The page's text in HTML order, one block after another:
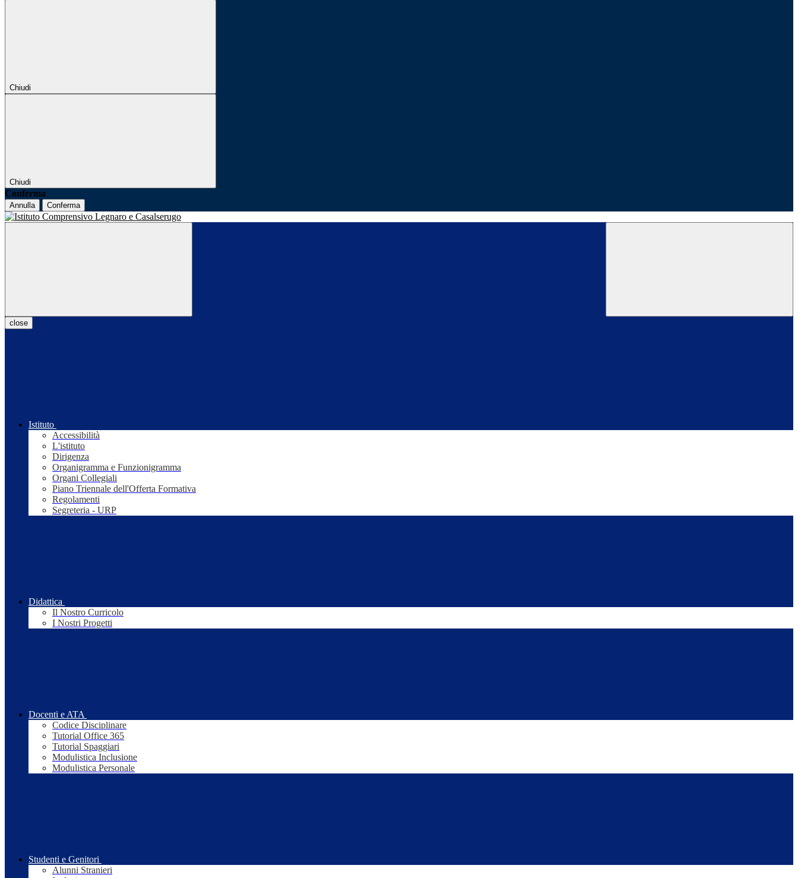
Chiudi
Chiudi
Conferma
Annulla Conferma
close
Istituto
Accessibilità
L'istituto
Dirigenza
Organigramma e Funzionigramma
Organi Collegiali
Piano Triennale dell'Offerta Formativa
Regolamenti
Segreteria - URP
Didattica
Il Nostro Curricolo
I Nostri Progetti
Docenti e ATA
Codice Disciplinare
Tutorial Office 365
Tutorial Spaggiari
Modulistica Inclusione
Modulistica Personale
Studenti e Genitori
Alunni Stranieri